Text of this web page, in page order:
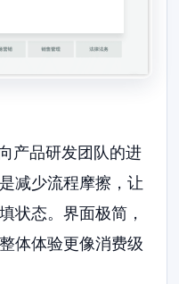
产品研发团队的进
减少流程摩擦，让
状态。界面极简，
体体验更像消费级